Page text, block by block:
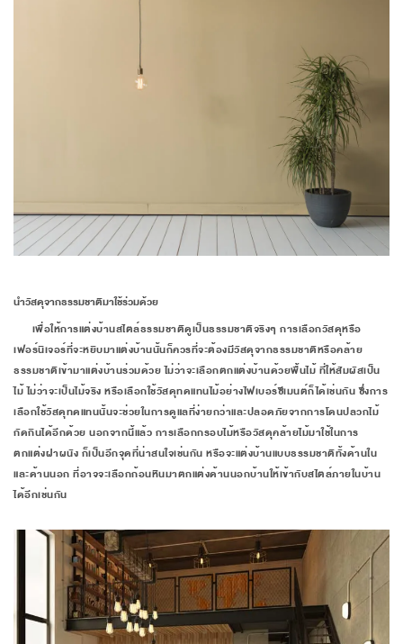
นำวัสดุจากธรรมชาติมาใช้ร่วมด้วย
เพื่อให้การแต่งบ้านสไตล์ธรรมชาติดูเป็นธรรมชาติจริงๆ การเลือกวัสดุหรือ
เฟอร์นิเจอร์ที่จะหยิบมาแต่งบ้านนั้นก็ควรที่จะต้องมีวัสดุจากธรรมชาติหรือคล้าย
ธรรมชาติเข้ามาแต่งบ้านร่วมด้วย ไม่ว่าจะเลือกตกแต่งบ้านด้วยพื้นไม้ ที่ให้สัมผัสเป็น
ไม้ ไม่ว่าจะเป็นไม้จริง หรือเลือกใช้วัสดุทดแทนไม้อย่างไฟเบอร์ซีเมนต์ก็ได้เช่นกัน ซึ่งการ
เลือกใช้วัสดุทดแทนนั้นจะช่วยในการดูแลที่ง่ายกว่าและปลอดภัยจากการโดนปลวกไม้
กัดกินได้อีกด้วย นอกจากนี้แล้ว การเลือกกรอบไม้หรือวัสดุคล้ายไม้มาใช้ในการ
ตกแต่งฝาผนัง ก็เป็นอีกจุดที่น่าสนใจเช่นกัน หรือจะแต่งบ้านแบบธรรมชาติทั้งด้านใน
และด้านนอก ที่อาจจะเลือกก้อนหินมาตกแต่งด้านนอกบ้านให้เข้ากับสไตล์ภายในบ้าน
ได้อีกเช่นกัน